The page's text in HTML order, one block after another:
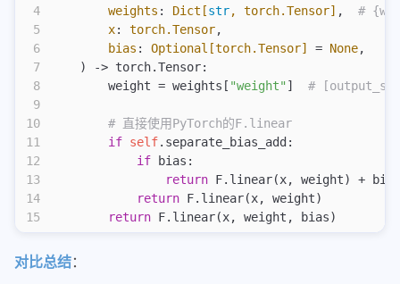
4
5
6
7
8
9
10
11
12
13
14
15
        weights
: Dict[str, torch.Tensor] ,
#
        x
: torch.Tensor,
        bias
: Optional[torch.Tensor] = None,
    ) -> torch.Tensor:
        weight = weights[
"weight" ] #
        # 直接使用PyTorch的F.linear
        if
self.separate_bias_add:
            if
bias:
                return
F.linear(x, weight) + bias
            return
F.linear(x, weight)
        return
F.linear(x, weight, bias)
对比总结：